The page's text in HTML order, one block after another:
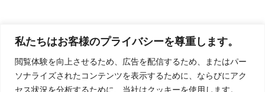
私たちはお客様のプライバシーを尊重します。
閲覧体験を向上させるため、広告を配信するため、またはパー
ソナライズされたコンテンツを表示するために、ならびにアク
セス状況を分析するために、当社はクッキーを使用します。
住
所
〒
75008
法的表示| GDPR|利用規約